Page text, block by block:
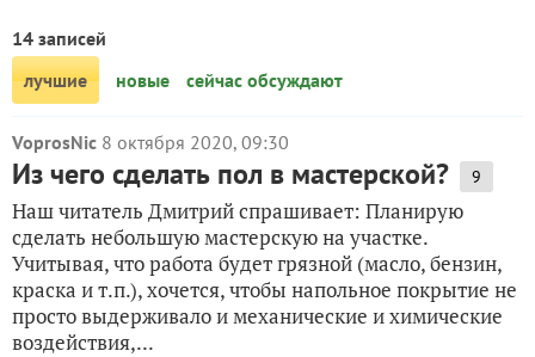
14 записей
лучшие
новые сейчас обсуждают
VoprosNic 8 октября 2020, 09:30
Из чего сделать пол в мастерской? 9
Наш читатель Дмитрий спрашивает: Планирую
сделать небольшую мастерскую на участке.
Учитывая, что работа будет грязной (масло, бензин,
краска и т.п.), хочется, чтобы напольное покрытие не
просто выдерживало и механические и химические
воздействия,...